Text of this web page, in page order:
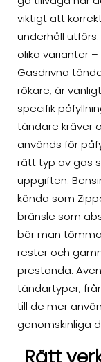
viktigt att
underhåll
olika varianter
Gasdrivna
rökare, är
specifik
tändare kräver
används för
rätt typ av gas
uppgiften.
kända som
bränsle som
bör man
rester och
prestanda.
tändartyper,
till de mer
genomskinliga